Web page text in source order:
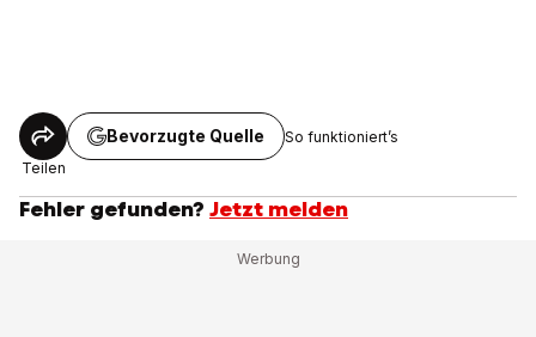
Teilen
Bevorzugte Quelle So funktioniert’s
Fehler gefunden? Jetzt melden